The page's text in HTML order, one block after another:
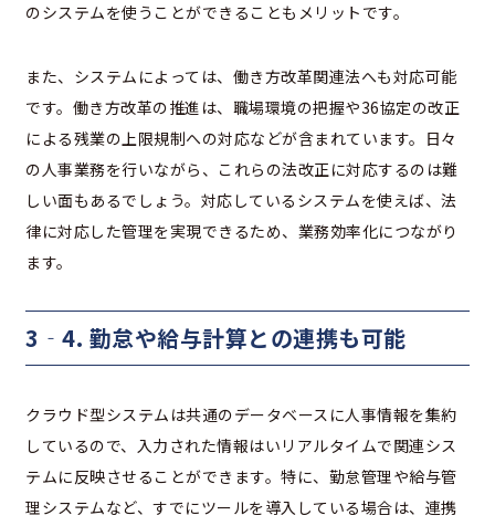
のシステムを使うことができることもメリットです。
また、システムによっては、働き方改革関連法へも対応可能
です。働き方改革の推進は、職場環境の把握や36協定の改正
による残業の上限規制への対応などが含まれています。日々
の人事業務を行いながら、これらの法改正に対応するのは難
しい面もあるでしょう。対応しているシステムを使えば、法
律に対応した管理を実現できるため、業務効率化につながり
ます。
3‐4. 勤怠や給与計算との連携も可能
クラウド型システムは共通のデータベースに人事情報を集約
しているので、入力された情報はいリアルタイムで関連シス
テムに反映させることができます。特に、勤怠管理や給与管
理システムなど、すでにツールを導入している場合は、連携